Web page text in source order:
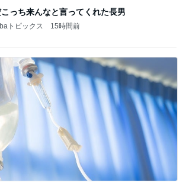
こっち来んなと言ってくれた長男
トピックス 15時間前